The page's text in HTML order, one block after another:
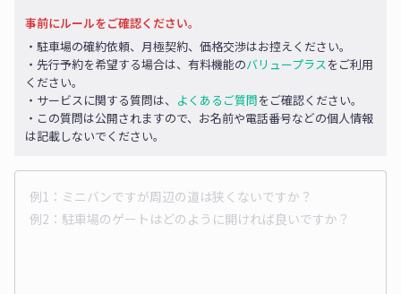
事前にルールをご確認ください。
・駐車場の確約依頼、月極契約、価格交渉はお控えください。
・先行予約を希望する場合は、有料機能のバリュープラスをご利用
ください。
・サービスに関する質問は、 よくあるご質問をご確認ください。
・この質問は公開されますので、お名前や電話番号などの個人情報
は記載しないでください。